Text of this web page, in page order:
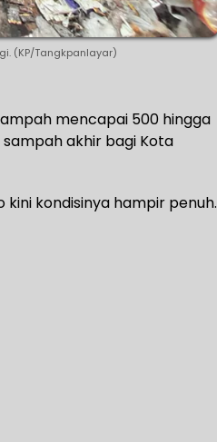
(KP/Tangkpanlayar)
mencapai 500 hingga
akhir bagi Kota
kini kondisinya hampir penuh.